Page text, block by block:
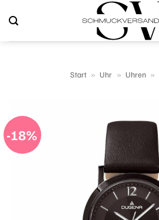
Inhalt
springen
Start » Uhr » Uhren »
-18%